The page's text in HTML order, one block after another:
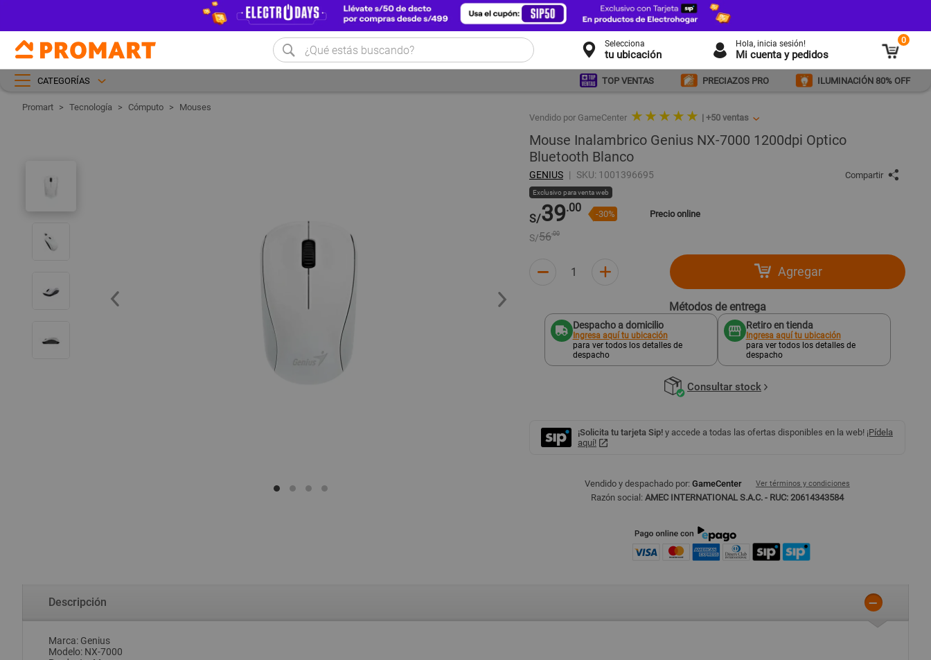
Selecciona
tu ubicación
Hola, inicia sesión!
Mi cuenta y pedidos
0
CATEGORÍAS TOP VENTAS PRECIAZOS PRO ILUMINACIÓN 80% OFF
Tecnología Cómputo
Mouses
Vendido por GameCenter ★ ★ ★ ★ ★ | +50 ventas
Mouse Inalambrico Genius NX-7000 1200dpi Optico
Bluetooth Blanco
GENIUS SKU: 1001396695 Compartir
Exclusivo para venta web
S/39.00 -30% Precio online
S/56.00
Agregar
Métodos de entrega
Despacho a domicilio
Ingresa aquí tu ubicación
para ver todos los detalles de
despacho
Retiro en tienda
Ingresa aquí tu ubicación
para ver todos los detalles de
despacho
Consultar stock
¡Solicita tu tarjeta Sip! y accede a todas las ofertas disponibles en la web! ¡Pídela
aquí!
Vendido y despachado por: GameCenter Ver términos y condiciones
Razón social: AMEC INTERNATIONAL S.A.C. - RUC: 20614343584
Descripción
Marca: Genius
Modelo: NX-7000